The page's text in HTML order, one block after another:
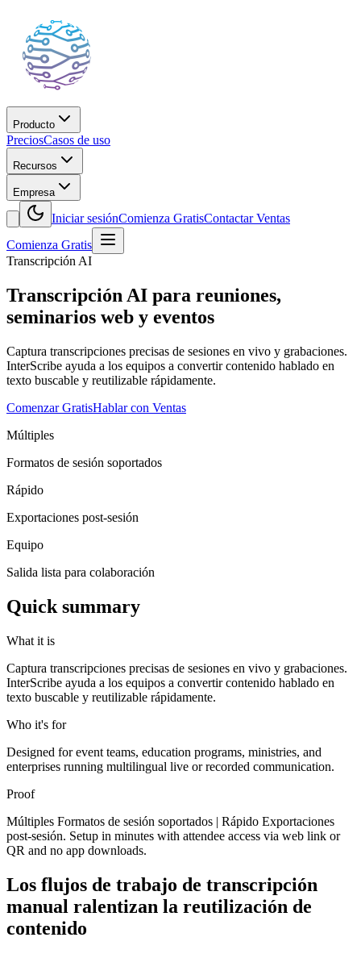
Producto
PreciosCasos de uso
Recursos
Empresa
Iniciar sesiónComienza GratisContactar Ventas
Comienza Gratis
Transcripción AI
Transcripción AI para reuniones,
seminarios web y eventos
Captura transcripciones precisas de sesiones en vivo y grabaciones.
InterScribe ayuda a los equipos a convertir contenido hablado en
texto buscable y reutilizable rápidamente.
Comenzar GratisHablar con Ventas
Múltiples
Formatos de sesión soportados
Rápido
Exportaciones post-sesión
Equipo
Salida lista para colaboración
Quick summary
What it is
Captura transcripciones precisas de sesiones en vivo y grabaciones.
InterScribe ayuda a los equipos a convertir contenido hablado en
texto buscable y reutilizable rápidamente.
Who it's for
Designed for event teams, education programs, ministries, and
enterprises running multilingual live or recorded communication.
Proof
Múltiples Formatos de sesión soportados | Rápido Exportaciones
post-sesión. Setup in minutes with attendee access via web link or
QR and no app downloads.
Los flujos de trabajo de transcripción
manual ralentizan la reutilización de
contenido